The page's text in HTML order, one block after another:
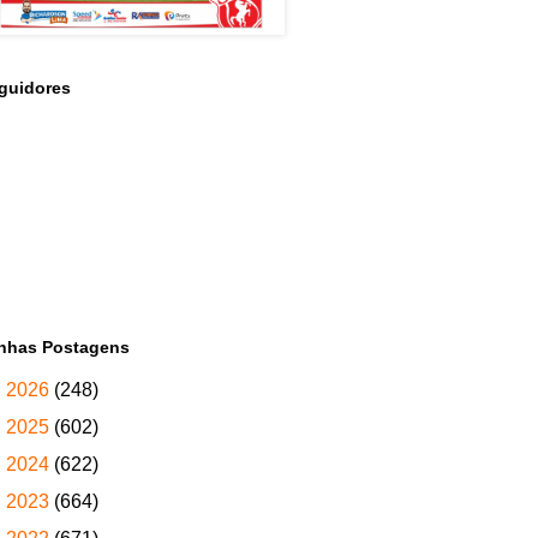
Postagens
2026 (248)
2025 (602)
2024 (622)
2023 (664)